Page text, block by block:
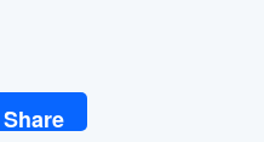
Share